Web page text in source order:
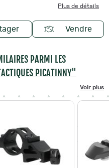
Plus de détails
Vendre
PARMI LES
PICATINNY"
Voir plus